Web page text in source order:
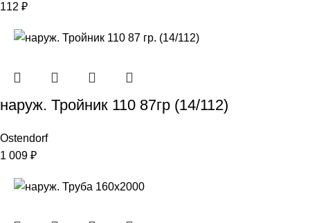
112 ₽
наруж. Тройник 110 87гр (14/112)
Ostendorf
1 009 ₽